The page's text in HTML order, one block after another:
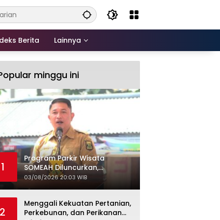
Berita Lainnya
minggu ini
1
Program Parkir Wisata
SOMEAH Diluncurkan,
Tingkatkan Kualitas Layanan
Kepariwisataan
03/08/2026 20:03 WIB
2
Menggali Kekuatan Pertanian,
Perkebunan, dan Perikanan